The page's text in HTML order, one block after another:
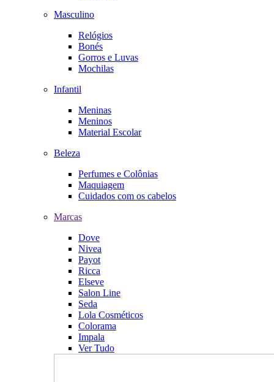
Masculino
Relógios
Bonés
Gorros e Luvas
Mochilas
Infantil
Meninas
Meninos
Material Escolar
Beleza
Perfumes e Colônias
Maquiagem
Cuidados com os cabelos
Marcas
Dove
Nivea
Payot
Ricca
Elseve
Salon Line
Seda
Lola Cosméticos
Colorama
Impala
Ver Tudo